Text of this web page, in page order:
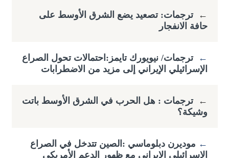
← ترجمات: تصعيد يضع الشرق الأوسط على
حافة الانفجار
← ترجمات/ نيويورك تايمز:احتمالات تحول الصراع
الإسرائيلي الإيراني إلى مزيد من الاضطرابات
← ترجمات : هل الحرب في الشرق الأوسط باتت
وشيكة؟
← ​موديرن دبلوماسي :الصين تتدخل في الصراع
الإسرائيلي الإيراني مع ظهور الدعم الأمريكي